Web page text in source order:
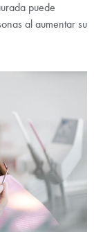
puede
al aumentar su